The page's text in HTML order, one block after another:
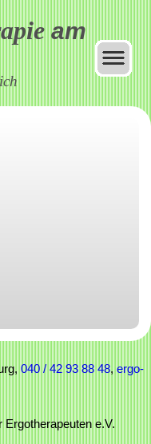
am
040 / 42 93 88 48, ergo-
e.V.